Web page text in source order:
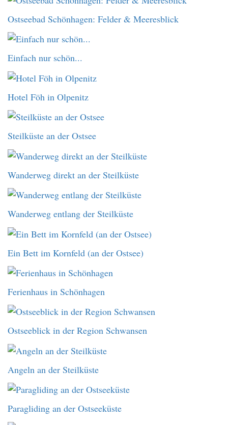
Ostseebad Schönhagen: Felder & Meeresblick
Einfach nur schön...
Hotel Föh in Olpenitz
Steilküste an der Ostsee
Wanderweg direkt an der Steilküste
Wanderweg entlang der Steilküste
Ein Bett im Kornfeld (an der Ostsee)
Ferienhaus in Schönhagen
Ostseeblick in der Region Schwansen
Angeln an der Steilküste
Paragliding an der Ostseeküste